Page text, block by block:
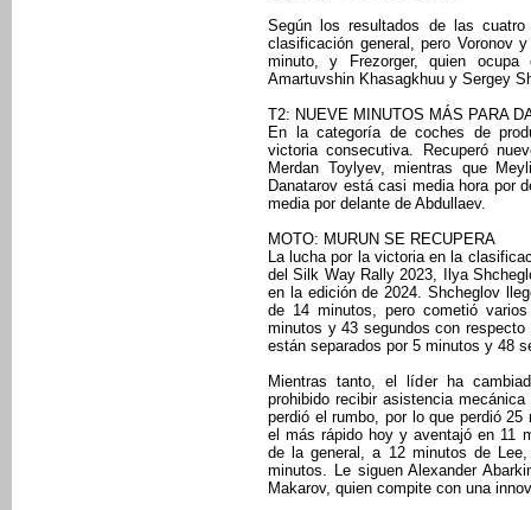
Según los resultados de las
clasificación general, pero Voronov
minuto, y Frezorger, quien
Amartuvshin Khasagkhuu y Sergey
T2: NUEVE MINUTOS MÁS PARA
En la categoría de coches de
victoria consecutiva. Recuperó
Merdan Toylyev, mientras que
Danatarov está casi media hora por
media por delante de Abdullaev.
MOTO: MURUN SE RECUPERA
La lucha por la victoria en la
del Silk Way Rally 2023, Ilya
en la edición de 2024. Shcheglov
de 14 minutos, pero cometió
minutos y 43 segundos con
están separados por 5 minutos y 48
Mientras tanto, el líder ha
prohibido recibir asistencia
perdió el rumbo, por lo que perdió
el más rápido hoy y aventajó en 11
de la general, a 12 minutos de
minutos. Le siguen Alexander
Makarov, quien compite con una